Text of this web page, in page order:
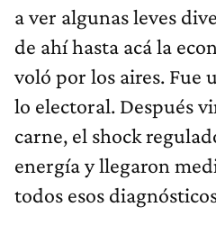
a ver algunas leves
de ahí hasta acá la
voló por los aires. Fue
lo electoral. Después
carne, el shock
energía y llegaron
todos esos